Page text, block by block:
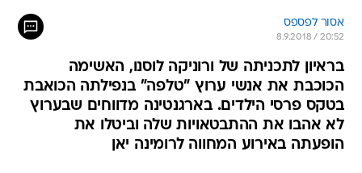
אסור לפספס
8.9.2018 / 20:52
בראיון לתכניתה של ורוניקה לוסנו, האשימה
הכוכבת את אנשי ערוץ "טלפה" בנפילתה הכואבת
בטקס פרסי הילדים. בארגנטינה מדווחים שבערוץ
לא אהבו את ההתבטאויות שלה וביטלו את
הופעתה באירוע המחווה לרומינה יאן